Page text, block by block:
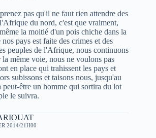
pas qu'il ne faut rien attendre des
du nord, c'est que vraiment,
la moitié d'un pois chiche dans la
pays est faite des crimes et des
peuples de l'Afrique, nous continuons
la même voie, nous ne voulons pas
en place qui trahissent les pays et
subissons et taisons nous, jusqu'au
être un homme qui sortira du lot
le suivra.
2014/21H00